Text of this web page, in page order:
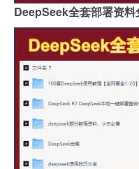
DeepSeek全套部署资料